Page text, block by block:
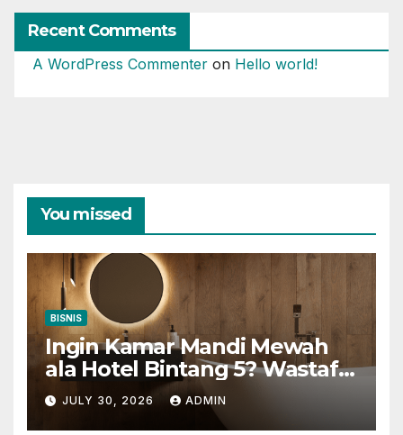
Recent Comments
A WordPress Commenter on Hello world!
You missed
BISNIS
Ingin Kamar Mandi Mewah
ala Hotel Bintang 5? Wastafel
Gantung Adalah Kuncinya
JULY 30, 2026 ADMIN